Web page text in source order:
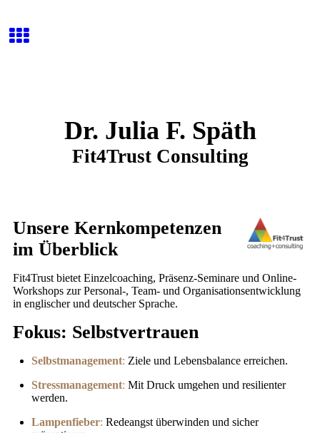
Dr. Julia F. Späth
Fit4Trust Consulting
Unsere Kernkompetenzen
im Überblick
Fit4Trust bietet Einzelcoaching, Präsenz-Seminare und Online-
Workshops zur Personal-, Team- und Organisationsentwicklung
in englischer und deutscher Sprache.
Fokus: Selbstvertrauen
Selbstmanagement: Ziele und Lebensbalance erreichen.
Stressmanagement: Mit Druck umgehen und resilienter
werden.
Lampenfieber: Redeangst überwinden und sicher